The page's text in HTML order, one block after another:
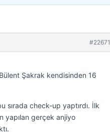
#22671
Şakrak kendisinden 16
sırada check-up yaptırdı. İlk
yapılan gerçek anjiyo